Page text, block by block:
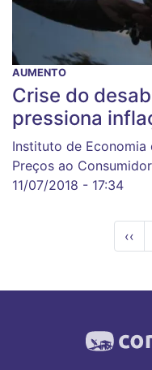
AUMENTO
Crise do
pressiona
Instituto de
Preços ao
11/07/2018 - 17:34
‹‹